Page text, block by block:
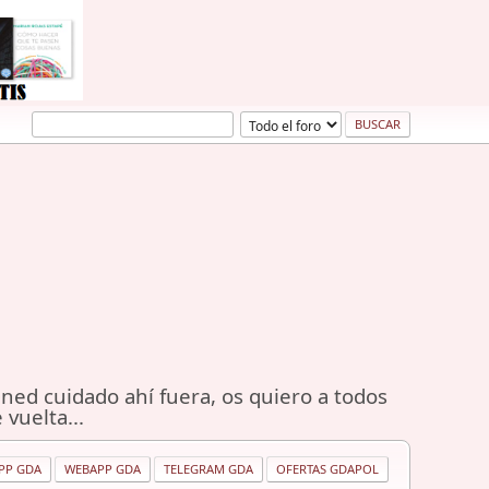
cuidado ahí fuera, os quiero a todos
vuelta...
GDA WEBAPP GDA TELEGRAM GDA OFERTAS GDAPOL